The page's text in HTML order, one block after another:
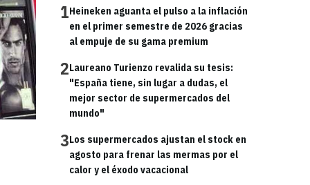
1Heineken aguanta el pulso a la inflación
en el primer semestre de 2026 gracias
al empuje de su gama premium
2Laureano Turienzo revalida su tesis:
"España tiene, sin lugar a dudas, el
mejor sector de supermercados del
mundo"
3Los supermercados ajustan el stock en
agosto para frenar las mermas por el
calor y el éxodo vacacional